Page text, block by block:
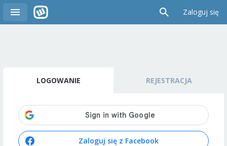
Zaloguj się
LOGOWANIE REJESTRACJA
Zaloguj się z Facebook